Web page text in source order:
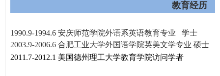
教育经历
1990.9-1994.6 安庆师范学院外语系英语教育专业 学士
2003.9-2006.6 合肥工业大学外国语学院英美文学专业 硕士
2011.7-2012.1 美国德州理工大学教育学院访问学者